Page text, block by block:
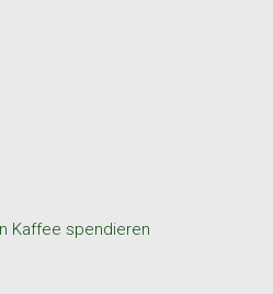
Kaffee spendieren